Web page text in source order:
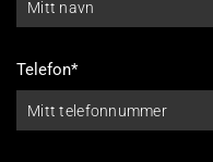
Telefon*